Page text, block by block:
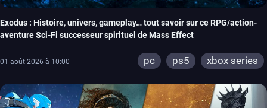
Exodus : Histoire, univers, gameplay… tout savoir sur ce RPG/action-
aventure Sci-Fi successeur spirituel de Mass Effect
01 août 2026 à 10:00 pc ps5 xbox series